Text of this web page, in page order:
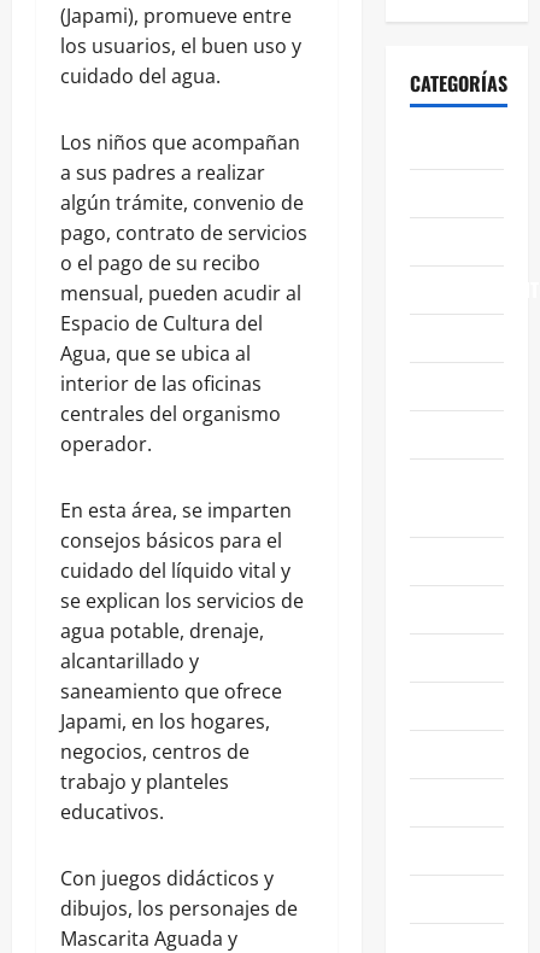
(Japami), promueve entre
los usuarios, el buen uso y
cuidado del agua.
Los niños que acompañan
a sus padres a realizar
algún trámite, convenio de
pago, contrato de servicios
o el pago de su recibo
mensual, pueden acudir al
Espacio de Cultura del
Agua, que se ubica al
interior de las oficinas
centrales del organismo
operador.
En esta área, se imparten
consejos básicos para el
cuidado del líquido vital y
se explican los servicios de
agua potable, drenaje,
alcantarillado y
saneamiento que ofrece
Japami, en los hogares,
negocios, centros de
trabajo y planteles
educativos.
Con juegos didácticos y
dibujos, los personajes de
Mascarita Aguada y
CATEGORÍAS